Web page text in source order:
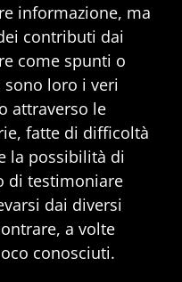
informazione, ma
contributi dai
come spunti o
loro i veri
attraverso le
fatte di difficoltà
la possibilità di
di testimoniare
dai diversi
a volte
conosciuti.